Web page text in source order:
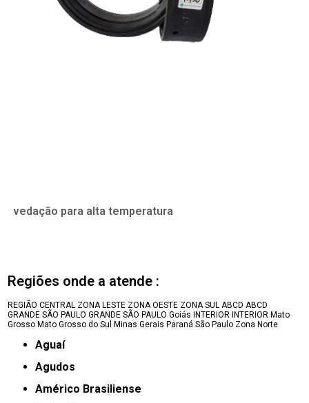
vedação para alta temperatura
Regiões onde a atende :
REGIÃO CENTRAL ZONA LESTE ZONA OESTE ZONA SUL ABCD ABCD
GRANDE SÃO PAULO GRANDE SÃO PAULO Goiás INTERIOR INTERIOR Mato
Grosso Mato Grosso do Sul Minas Gerais Paraná São Paulo Zona Norte
Aguaí
Agudos
Américo Brasiliense